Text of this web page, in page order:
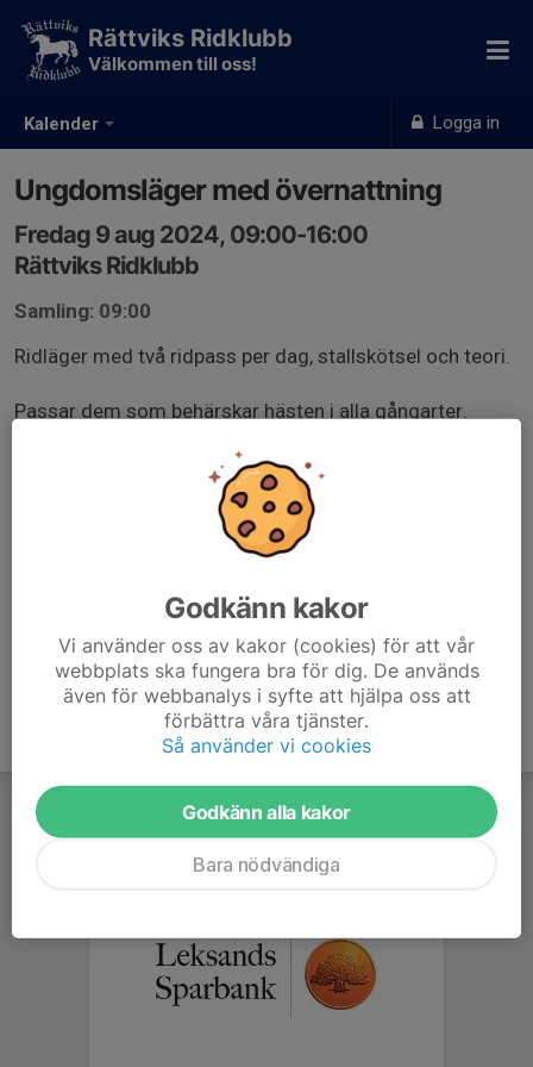
Kalender Logga in
Rättviks Ridklubb
Välkommen till oss!
Ungdomsläger med övernattning
Fredag 9 aug 2024, 09:00-16:00
Rättviks Ridklubb
Samling: 09:00
Ridläger med två ridpass per dag, stallskötsel och teori.
Passar dem som behärskar hästen i alla gångarter.
Enklare lunch och fika ingår.
Medelsavgift tillkommer på 375 kr för icke medlemmar.
Godkänn kakor
Vi använder oss av kakor (cookies) för att vår
webbplats ska fungera bra för dig. De används
även för webbanalys i syfte att hjälpa oss att
förbättra våra tjänster.
Så använder vi cookies
Godkänn alla kakor
Bara nödvändiga